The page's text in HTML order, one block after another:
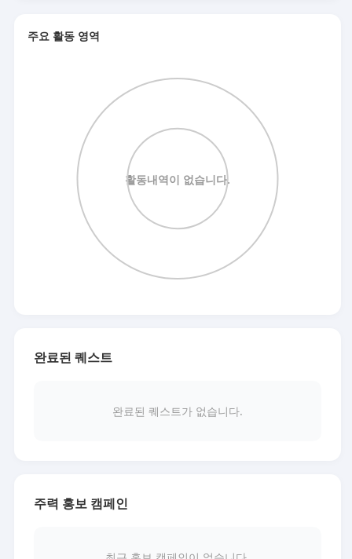
주요 활동 영역
완료된 퀘스트
완료된 퀘스트가 없습니다.
주력 홍보 캠페인